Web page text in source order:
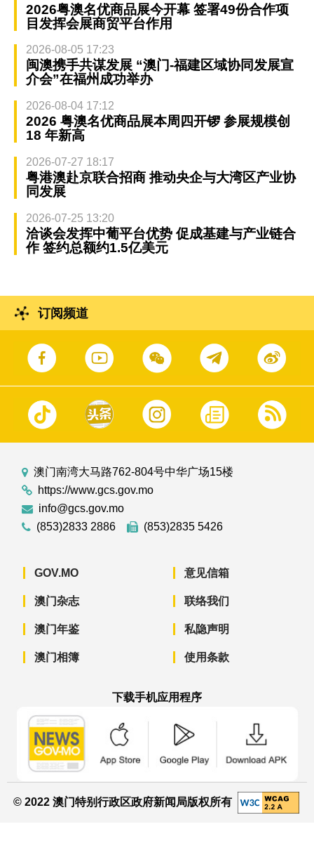
2026粤澳名优商品展今开幕 签署49份合作项
目发挥会展商贸平台作用
2026-08-05 17:23
闽澳携手共谋发展 “澳门-福建区域协同发展宣
介会”在福州成功举办
2026-08-04 17:12
2026 粤澳名优商品展本周四开锣 参展规模创
18 年新高
2026-07-27 18:17
粤港澳赴京联合招商 推动央企与大湾区产业协
同发展
2026-07-25 13:20
洽谈会发挥中葡平台优势 促成基建与产业链合
作 签约总额约1.5亿美元
订阅频道
澳门南湾大马路762-804号中华广场15楼
https://www.gcs.gov.mo
info@gcs.gov.mo
(853)2833 2886
(853)2835 5426
GOV.MO
澳门杂志
澳门年鉴
澳门相簿
意见信箱
联络我们
私隐声明
使用条款
下载手机应用程序
© 2022 澳门特别行政区政府新闻局版权所有